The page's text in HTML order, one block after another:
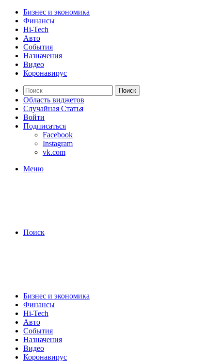
Бизнес и экономика
Финансы
Hi-Tech
Авто
События
Назначения
Видео
Коронавирус
Поиск
Область виджетов
Случайная Статья
Войти
Подписаться
Facebook
Instagram
vk.com
Меню
Поиск
Бизнес и экономика
Финансы
Hi-Tech
Авто
События
Назначения
Видео
Коронавирус